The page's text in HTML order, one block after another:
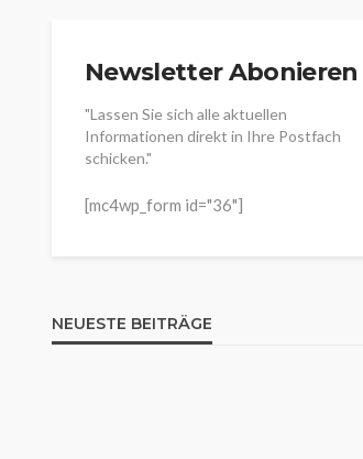
Newsletter Abonieren
"Lassen Sie sich alle aktuellen
Informationen direkt in Ihre Postfach
schicken."
[mc4wp_form id="36"]
NEUESTE BEITRÄGE